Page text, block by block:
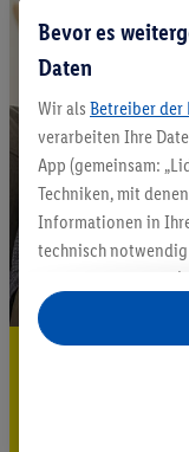
5.95 €
Bevor es
Daten
Wir als Betreiber der
verarbeiten Ihre
App (gemeinsam:
Techniken, mit
Informationen in
technisch
auch durch Partner
Verantwortliche; im
insgesamt
Statistik-Erstellung